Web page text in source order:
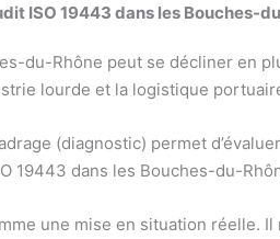
ISO 19443 dans les Bouches-
du-Rhône peut se décliner en
lourde et la logistique
(diagnostic) permet
19443 dans les Bouches-du-
une mise en situation